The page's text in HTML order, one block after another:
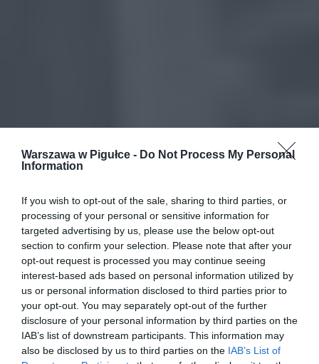
Warszawa w Pigułce - Do Not Process My Personal
Information
If you wish to opt-out of the sale, sharing to third parties, or
processing of your personal or sensitive information for
targeted advertising by us, please use the below opt-out
section to confirm your selection. Please note that after your
opt-out request is processed you may continue seeing
interest-based ads based on personal information utilized by
us or personal information disclosed to third parties prior to
your opt-out. You may separately opt-out of the further
disclosure of your personal information by third parties on the
IAB’s list of downstream participants. This information may
also be disclosed by us to third parties on the IAB’s List of